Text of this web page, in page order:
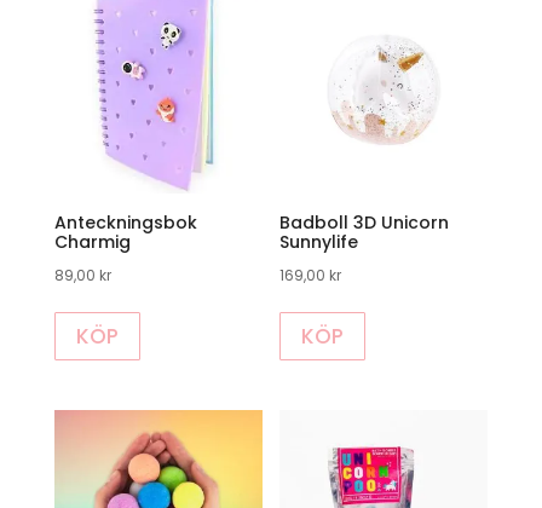
De
olika
alternativen
kan
väljas
på
Anteckningsbok
Charmig
89,00 kr
KÖP
produkten
flera
varianter.
De
Badboll 3D Unicorn
Sunnylife
169,00 kr
KÖP